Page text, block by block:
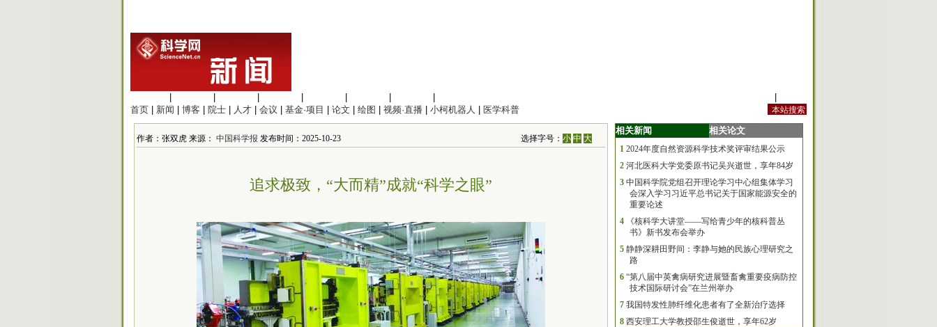
首页
新闻 博客 院士 人才 会议 基金·项目 论文 绘图 视频·直播 小柯机器人 医学科普
作者：张双虎 来源： 中国科学报 发布时间：2025-10-23 选择字号：小 中 大
追求极致，“大而精”成就“科学之眼”
相关新闻 相关论文
1 2024年度自然资源科学技术奖评审结果公示
2 河北医科大学党委原书记吴兴逝世，享年84岁
3 中国科学院党组召开理论学习中心组集体学习
会深入学习习近平总书记关于国家能源安全的
重要论述
4
《核科学大讲堂——写给青少年的核科普丛
书》新书发布会举办
5 静静深耕田野间：李静与她的民族心理研究之
路
6 “第八届中英禽病研究进展暨畜禽重要疫病防控
技术国际研讨会”在兰州举办
7 我国特发性肺纤维化患者有了全新治疗选择
8 西安理工大学教授邵生俊逝世，享年62岁